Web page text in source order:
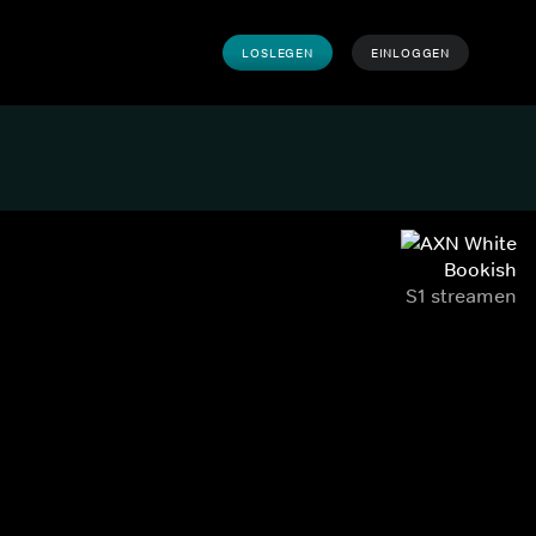
LOSLEGEN EINLOGGEN
Bookish
S1 streamen